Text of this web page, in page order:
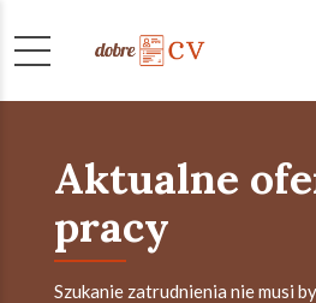
Aktualne
pracy
Szukanie zatrudnienia nie musi